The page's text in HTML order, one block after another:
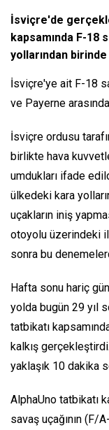
İsviçre'de
kapsamında F-18
yollarından
İsviçre'ye ait F-18
ve Payerne
İsviçre ordusu
birlikte hava
umdukları ifade
ülkedeki kara
uçakların iniş
otoyolu üzerindeki
sonra bu
Hafta sonu hariç
yolda bugün 29 yıl
tatbikatı
kalkış
yaklaşık 10 dakika
AlphaUno tatbikatı
savaş uçağının